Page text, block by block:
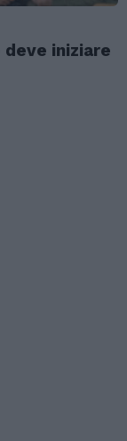
iniziare